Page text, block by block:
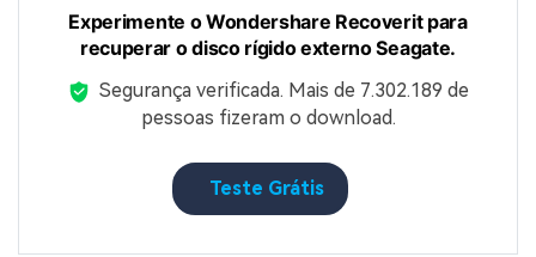
Experimente o Wondershare Recoverit para
recuperar o disco rígido externo Seagate.
Segurança verificada. Mais de 7.302.189 de
pessoas fizeram o download.
Teste Grátis